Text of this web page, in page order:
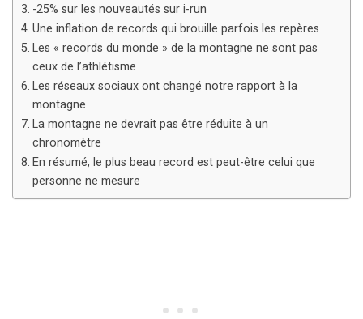
-25% sur les nouveautés sur i-run
Une inflation de records qui brouille parfois les repères
Les « records du monde » de la montagne ne sont pas
ceux de l’athlétisme
Les réseaux sociaux ont changé notre rapport à la
montagne
La montagne ne devrait pas être réduite à un
chronomètre
En résumé, le plus beau record est peut-être celui que
personne ne mesure